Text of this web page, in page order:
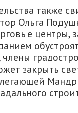
также
Ольга
закрыть